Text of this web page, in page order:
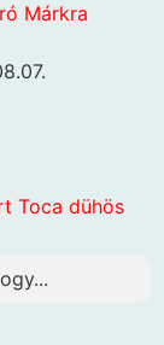
Márkra
Toca dühös